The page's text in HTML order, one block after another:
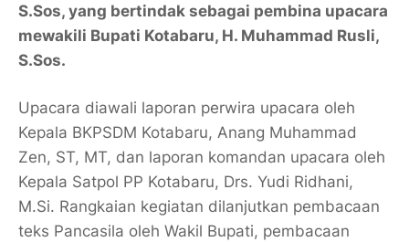
S.Sos, yang bertindak sebagai pembina upacara
mewakili Bupati Kotabaru, H. Muhammad Rusli,
S.Sos.
Upacara diawali laporan perwira upacara oleh
Kepala BKPSDM Kotabaru, Anang Muhammad
Zen, ST, MT, dan laporan komandan upacara oleh
Kepala Satpol PP Kotabaru, Drs. Yudi Ridhani,
M.Si. Rangkaian kegiatan dilanjutkan pembacaan
teks Pancasila oleh Wakil Bupati, pembacaan